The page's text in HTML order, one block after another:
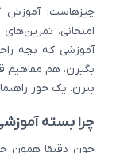
چیزهاست: آموزش
امتحانی،
آموزشی که بچه
بگیرن، هم مفاهیم
ببرن. یک جور
چرا بسته
چون دقیقا همون